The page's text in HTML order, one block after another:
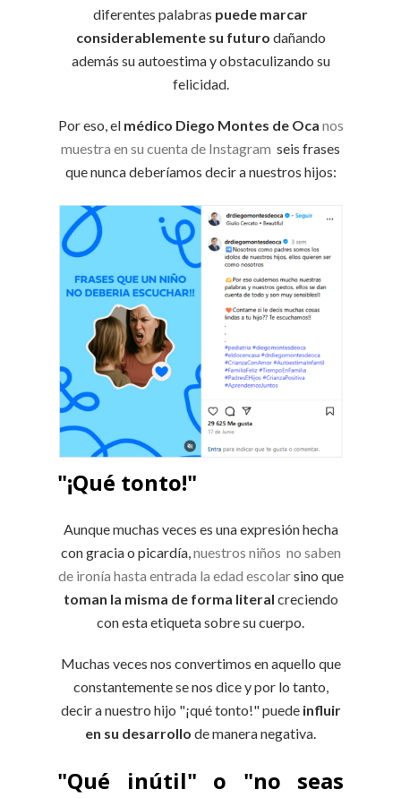
diferentes palabras puede marcar
considerablemente su futuro dañando
además su autoestima y obstaculizando su
felicidad.
Por eso, el médico Diego Montes de Oca nos
muestra en su cuenta de Instagram seis frases
que nunca deberíamos decir a nuestros hijos:
"¡Qué tonto!"
Aunque muchas veces es una expresión hecha
con gracia o picardía,nuestros niños no saben
de ironía hasta entrada la edad escolarsino que
toman la misma de forma literal creciendo
con esta etiqueta sobre su cuerpo.
Muchas veces nos convertimos en aquello que
constantemente se nos dice y por lo tanto,
decir a nuestro hijo "¡qué tonto!" puede influir
en su desarrollo de manera negativa.
"Qué inútil" o "no seas